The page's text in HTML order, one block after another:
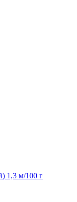
1,3 м/100 г